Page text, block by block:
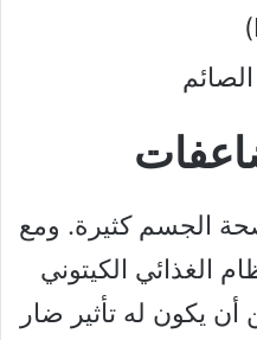
الصائم
الجسم كثيرة. ومع
الغذائي الكيتوني
يكون له تأثير ضار